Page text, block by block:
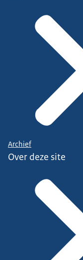
Archief
Over deze site